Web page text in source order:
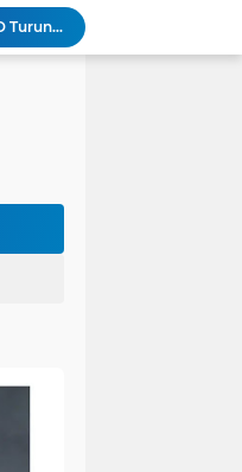
Heboh Beruang di KM 61, Kades Idawati Bersama Warga dan BPD Turun Langsung ke Lokasi
Jaya
26 Menit Tuntas! Damkar Sungai Bahar Evakuasi Ular di Halaman Rumah Warga